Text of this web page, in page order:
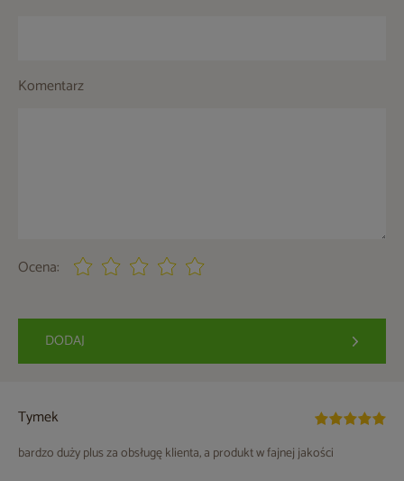
Komentarz
Ocena:
DODAJ
Tymek
bardzo duży plus za obsługę klienta, a produkt w fajnej jakości